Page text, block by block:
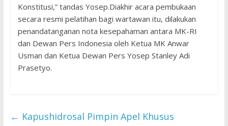
Konstitusi,” tandas Yosep.Diakhir acara pembukaan
secara resmi pelatihan bagi wartawan itu, dilakukan
penandatanganan nota kesepahaman antara MK-RI
dan Dewan Pers Indonesia oleh Ketua MK Anwar
Usman dan Ketua Dewan Pers Yosep Stanley Adi
Prasetyo.
← Kapushidrosal Pimpin Apel Khusus